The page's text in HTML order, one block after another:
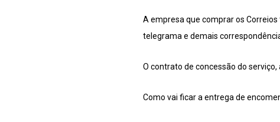
A empresa que comprar os
telegrama e demais
O contrato de concessão do
Como vai ficar a entrega de